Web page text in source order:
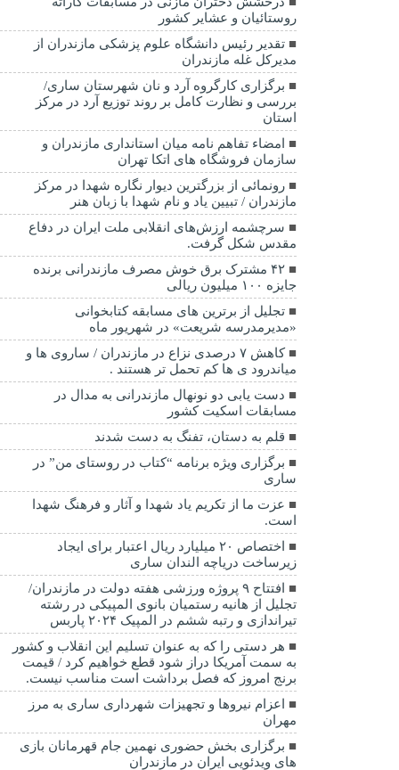
روستائیان و عشایر کشور
تقدیر رئیس دانشگاه علوم پزشکی مازندران از
مدیرکل غله مازندران
برگزاری کارگروه آرد و نان شهرستان ساری/
بررسی و نظارت کامل بر روند توزیع آرد در مرکز
استان
امضاء تفاهم نامه میان استانداری مازندران و
سازمان فروشگاه های اتکا تهران
رونمائی از بزرگترین دیوار نگاره شهدا در مرکز
مازندران / تبیین یاد و نام شهدا با زبان هنر
سرچشمه ارزش‌های انقلابی ملت ایران در دفاع
مقدس شکل گرفت.
۴۲ مشترک برق خوش مصرف مازندرانی برنده
جایزه ۱۰۰ میلیون ریالی
تجلیل از برترین های مسابقه کتابخوانی
«مدیرمدرسه شریعت» در شهریور ماه
کاهش ۷ درصدی نزاع در مازندران / ساروی ها و
میاندرود ی ها کم تحمل تر هستند‌ .
دست یابی دو نونهال مازندرانی به مدال در
مسابقات اسکیت کشور
قلم به دستان، تفنگ به دست شدند
برگزاری ویژه برنامه “کتاب در روستای من” در
ساری
عزت ما از تکریم یاد شهدا و آثار و فرهنگ شهدا
است.
اختصاص ۲۰ میلیارد ریال اعتبار برای ایجاد
زیرساخت دریاچه الندان ساری
افتتاح ۹ پروژه ورزشی هفته دولت در مازندران/
تجلیل از هانیه رستمیان بانوی المپیکی در رشته
تیراندازی و رتبه ششم در المپیک ۲۰۲۴ پاربس
هر دستی را که به عنوان تسلیم این انقلاب و کشور
به سمت آمريکا دراز شود قطع خواهیم کرد / قیمت
برنج امروز که فصل برداشت است مناسب نیست.
اعزام نیروها و تجهیزات شهرداری ساری به مرز
مهران
برگزاری بخش حضوری نهمین جام قهرمانان بازی
های ویدئویی ایران در مازندران